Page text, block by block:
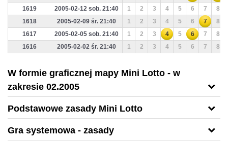
1619
2005-02-12 sob. 21:40 1 2 3 4 5 6 7
8
1618
2005-02-09 śr. 21:40 1 2 3 4 5 6 7
8
1617
2005-02-05 sob. 21:40 1 2 3 4 5 6 7
8
1616
2005-02-02 śr. 21:40 1 2 3 4 5 6 7 8
W formie graficznej mapy Mini Lotto - w
zakresie 02.2005
Podstawowe zasady Mini Lotto
Gra systemowa - zasady